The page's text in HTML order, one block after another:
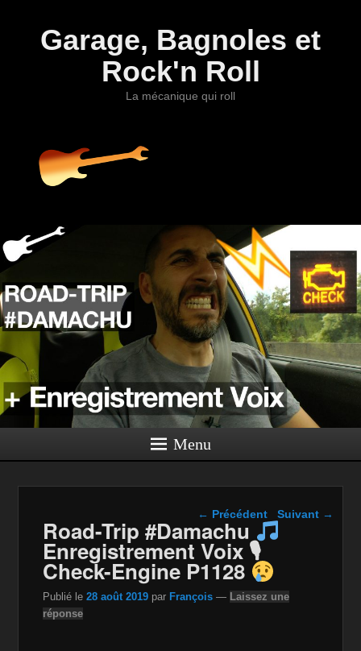
Garage, Bagnoles et
Rock'n Roll
La mécanique qui roll
Menu
Navigation dans les
← Précédent Suivant →
Road-Trip #Damachu
Enregistrement Voix 🎙
Check-Engine P1128
Publié le28 août 2019 par François — Laissez une
réponse